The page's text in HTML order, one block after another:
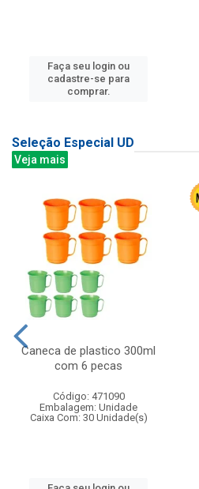
Faça seu login ou
cadastre-se para
comprar.
Seleção Especial UD
Veja mais
Caneca de plastico 300ml
com 6 pecas
Código: 471090
Embalagem: Unidade
Caixa Com: 30 Unidade(s)